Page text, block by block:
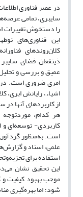
در عصر فناوری
سایبری، تمامی
را دستخوش
این فناوری‌های
کلان‌روندهای
ذینفعان فضای
عمیق و بررسی و
امری ضروری است. در
اشیاء، رایانش ابری،
از کاربردهای آنها
هر کدام،
کاربردی- توسعه‌ای
است. به‌منظور
علمی، اسناد و
استفاده برای
این تحقیق نشان
موجب بهبود کیفیت و
شود؛ اما بهره‌گیری